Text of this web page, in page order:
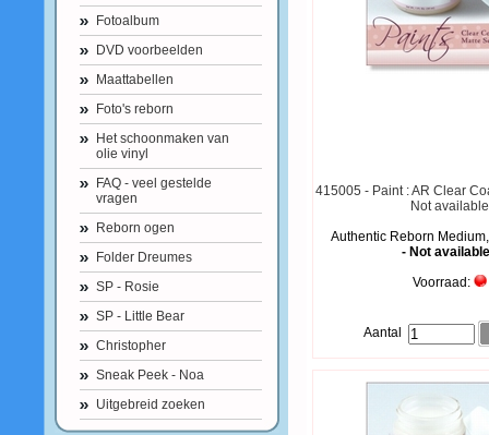
Fotoalbum
DVD voorbeelden
Maattabellen
Foto's reborn
Het schoonmaken van
olie vinyl
FAQ - veel gestelde
vragen
Reborn ogen
Folder Dreumes
SP - Rosie
SP - Little Bear
Christopher
Sneak Peek - Noa
Uitgebreid zoeken
415005 - Paint : AR Clear
Not available
Authentic Reborn
- Not
Voorraad:
Aantal